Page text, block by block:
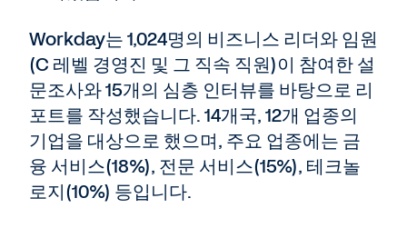
Workday는 1,024명의 비즈니스 리더와 임원
(C 레벨 경영진 및 그 직속 직원)이 참여한 설
문조사와 15개의 심층 인터뷰를 바탕으로 리
포트를 작성했습니다. 14개국, 12개 업종의
기업을 대상으로 했으며, 주요 업종에는 금
융 서비스(18%), 전문 서비스(15%), 테크놀
로지(10%) 등입니다.